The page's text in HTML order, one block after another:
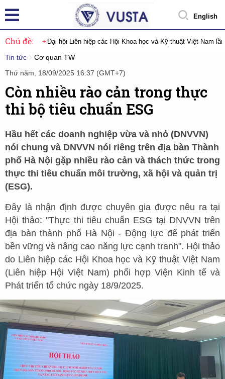
English
Chủ đề: Đại hội Liên hiệp các Hội Khoa học và Kỹ thuật Việt Nam
Tin tức
Cơ quan TW
Thứ năm, 18/09/2025 16:37 (GMT+7)
Còn nhiều rào cản trong thực
thi bộ tiêu chuẩn ESG
Hầu hết các doanh nghiệp vừa và nhỏ (DNVVN)
nói chung và DNVVN nói riêng trên địa bàn Thành
phố Hà Nội gặp nhiều rào cản và thách thức trong
thực thi tiêu chuẩn môi trường, xã hội và quản trị
(ESG).
Đây là nhận định được chuyên gia được nêu ra tại
Hội thảo: "Thực thi tiêu chuẩn ESG tại DNVVN trên
địa bàn thành phố Hà Nội - Động lực để phát triển
bền vững và nâng cao năng lực cạnh tranh". Hội thảo
do Liên hiệp các Hội Khoa học và Kỹ thuật Việt Nam
(Liên hiệp Hội Việt Nam) phối hợp Viện Kinh tế và
Phát triển tổ chức ngày 18/9/2025.